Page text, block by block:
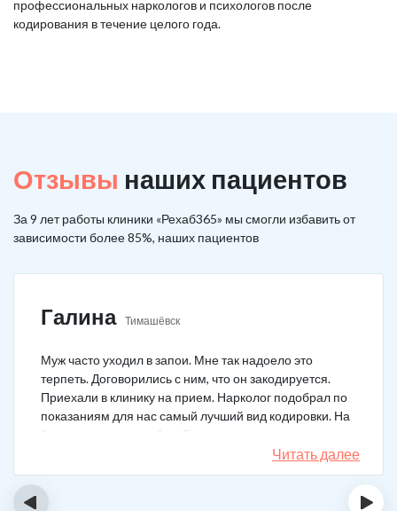
профессиональных наркологов и психологов после
кодирования в течение целого года.
Отзывы наших пациентов
За 9 лет работы клиники «Рехаб365» мы смогли избавить от
зависимости более 85%, наших пациентов
Галина Тимашёвск
Муж часто уходил в запои. Мне так надоело это
терпеть. Договорились с ним, что он закодируется.
Приехали в клинику на прием. Нарколог подобрал по
показаниям для нас самый лучший вид кодировки. На
3 года поставили рубеж. Вот уже как два года мужа к
Читать далее
‹ ›